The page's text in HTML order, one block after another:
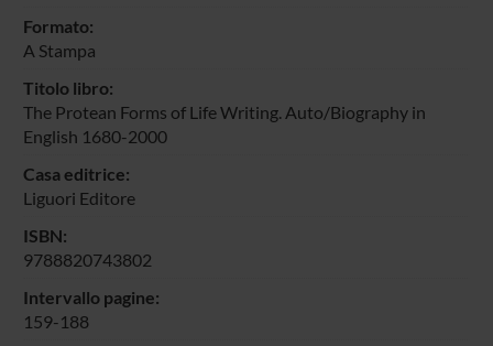
Formato:
A Stampa
Titolo libro:
The Protean Forms of Life Writing. Auto/Biography in
English 1680-2000
Casa editrice:
Liguori Editore
ISBN:
9788820743802
Intervallo pagine:
159-188